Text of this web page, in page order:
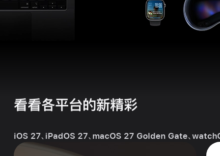
看看各平台的新精彩
iOS 27、iPadOS 27、macOS 27 Golden Gate、